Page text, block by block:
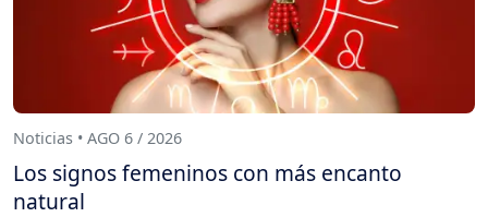
Noticias • AGO 6 / 2026
Los signos femeninos con más encanto
natural